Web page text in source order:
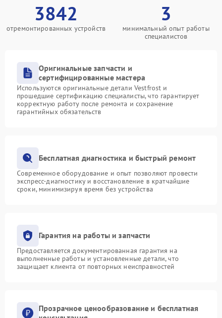
3842
отремонтированных устройств
3
минимальный опыт работы
специалистов
Оригинальные запчасти и
сертифицированные мастера
Используются оригинальные детали Vestfrost и
прошедшие сертификацию специалисты, что гарантирует
корректную работу после ремонта и сохранение
гарантийных обязательств
Бесплатная диагностика и быстрый ремонт
Современное оборудование и опыт позволяют провести
экспресс-диагностику и восстановление в кратчайшие
сроки, минимизируя время без устройства
Гарантия на работы и запчасти
Предоставляется документированная гарантия на
выполненные работы и установленные детали, что
защищает клиента от повторных неисправностей
Прозрачное ценообразование и бесплатная